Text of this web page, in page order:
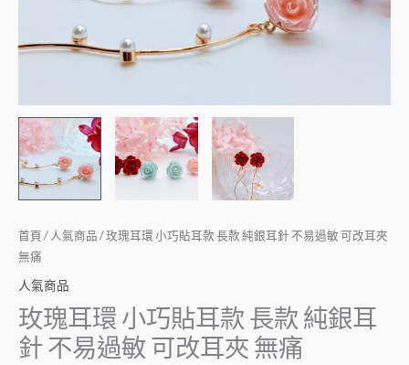
首頁 / 人氣商品 / 玫瑰耳環 小巧貼耳款 長款 純銀耳針 不易過敏 可改耳夾
無痛
人氣商品
玫瑰耳環 小巧貼耳款 長款 純銀耳
針 不易過敏 可改耳夾 無痛